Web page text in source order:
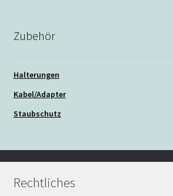
Zubehör
Halterungen
Kabel/Adapter
Staubschutz
Rechtliches